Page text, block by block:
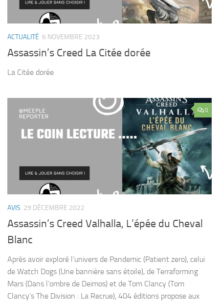
ACTUALITÉ 6 NOVEMBRE 2023
Assassin’s Creed La Citée dorée
La Citée dorée
0
AVIS 29 DÉCEMBRE 2022
Assassin’s Creed Valhalla, L’épée du Cheval
Blanc
Après avoir exploré l’univers de Pandemic (Patient zero), celui
de Watch Dogs (Une bannière sans étoile), de Terraforming
Mars (Dans l’ombre de Deimos) et de Tom Clancy (Tom
Clancy’s The Division : La Recrue), 404 éditions propose aux